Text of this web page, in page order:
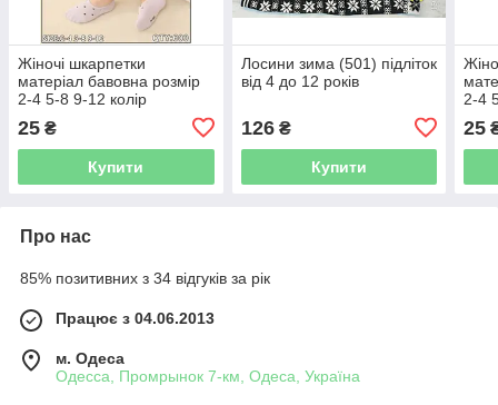
Жіночі шкарпетки
матеріал бавовна розмір
2-4 5-8 9-12 колір
показаний на зображенні
в пакованні від 12 шт.
25 ₴
Купити
Лосини зима (501) підліток
від 4 до 12 років
126₴
Купити
2-4
в
25
Про нас
85% позитивних з 34 відгуків за рік
Працює з 04.06.2013
м. Одеса
Одесса, Промрынок 7-км, Одеса, Україна